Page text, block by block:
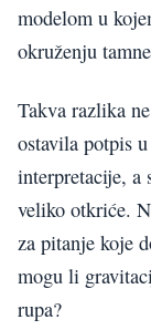
modelom u
okruženju
Takva razlika
ostavila potpis
interpretacije, a
veliko otkriće.
za pitanje koje
mogu li
rupa?